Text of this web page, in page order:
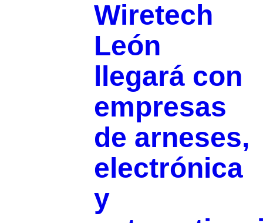
Wiretech
León
llegará con
empresas
de arneses,
electrónica
y